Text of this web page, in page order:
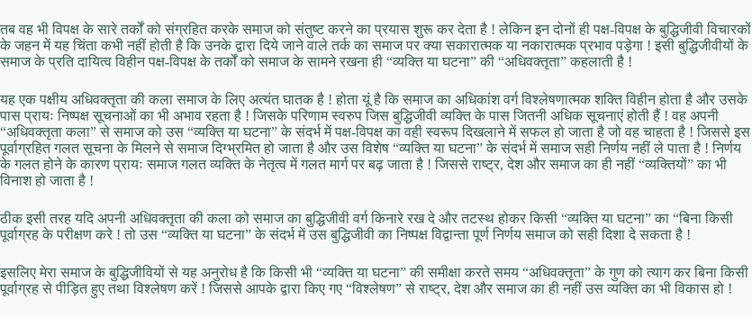
तब वह भी विपक्ष के सारे तर्कों को संग्रहित करके समाज को संतुष्ट करने का प्रयास शुरू कर देता है ! लेकिन इन दोनों ही पक्ष-विपक्ष के बुद्धिजीवी विचारकों
के जहन में यह चिंता कभी नहीं होती है कि उनके द्वारा दिये जाने वाले तर्क का समाज पर क्या सकारात्मक या नकारात्मक प्रभाव पड़ेगा ! इसी बुद्धिजीवीयों के
समाज के प्रति दायित्व विहीन पक्ष-विपक्ष के तर्कों को समाज के सामने रखना ही “व्यक्ति या घटना” की “अधिवक्तृता” कहलाती है !
यह एक पक्षीय अधिवक्तृता की कला समाज के लिए अत्यंत घातक है ! होता यूं है कि समाज का अधिकांश वर्ग विश्लेषणात्मक शक्ति विहीन होता है और उसके
पास प्रायः निष्पक्ष सूचनाओं का भी अभाव रहता है ! जिसके परिणाम स्वरुप जिस बुद्धिजीवी व्यक्ति के पास जितनी अधिक सूचनाएं होती हैं ! वह अपनी
“अधिवक्तृता कला” से समाज को उस “व्यक्ति या घटना” के संदर्भ में पक्ष-विपक्ष का वही स्वरूप दिखलाने में सफल हो जाता है जो वह चाहता है ! जिससे इस
पूर्वाग्रहित गलत सूचना के मिलने से समाज दिग्भ्रमित हो जाता है और उस विशेष “व्यक्ति या घटना” के संदर्भ में समाज सही निर्णय नहीं ले पाता है ! निर्णय
के गलत होने के कारण प्रायः समाज गलत व्यक्ति के नेतृत्व में गलत मार्ग पर बढ़ जाता है ! जिससे राष्ट्र, देश और समाज का ही नहीं “व्यक्तियों” का भी
विनाश हो जाता है !
ठीक इसी तरह यदि अपनी अधिवक्तृता की कला को समाज का बुद्धिजीवी वर्ग किनारे रख दे और तटस्थ होकर किसी “व्यक्ति या घटना” का “बिना किसी
पूर्वाग्रह के परीक्षण करे ! तो उस “व्यक्ति या घटना” के संदर्भ में उस बुद्धिजीवी का निष्पक्ष विद्वान्ता पूर्ण निर्णय समाज को सही दिशा दे सकता है !
इसलिए मेरा समाज के बुद्धिजीवियों से यह अनुरोध है कि किसी भी “व्यक्ति या घटना” की समीक्षा करते समय “अधिवक्तृता” के गुण को त्याग कर बिना किसी
पूर्वाग्रह से पीड़ित हुए तथा विश्लेषण करें ! जिससे आपके द्वारा किए गए “विश्लेषण” से राष्ट्र, देश और समाज का ही नहीं उस व्यक्ति का भी विकास हो !